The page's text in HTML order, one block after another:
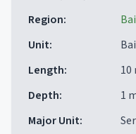
Region:
Unit:
Length:
10
Depth:
1
Major Unit: